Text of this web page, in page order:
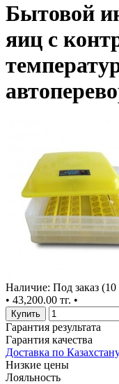
Бытовой
яиц с
Наличие: Под заказ (10
• 43,200.00 тг. •
Купить
Гарантия результата
Гарантия качества
Доставка по
Низкие цены
Лояльность